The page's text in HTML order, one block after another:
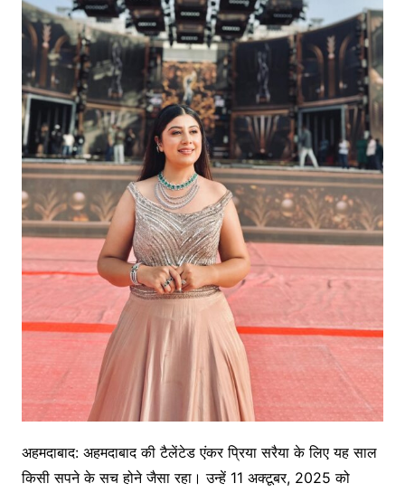
अहमदाबाद: अहमदाबाद की टैलेंटेड एंकर प्रिया सरैया के लिए यह साल
किसी सपने के सच होने जैसा रहा। उन्हें 11 अक्टूबर, 2025 को